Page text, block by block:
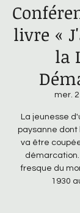
livre «
la
mer.
La jeunesse
paysanne dont
va être
démarcation.
fresque du
1930